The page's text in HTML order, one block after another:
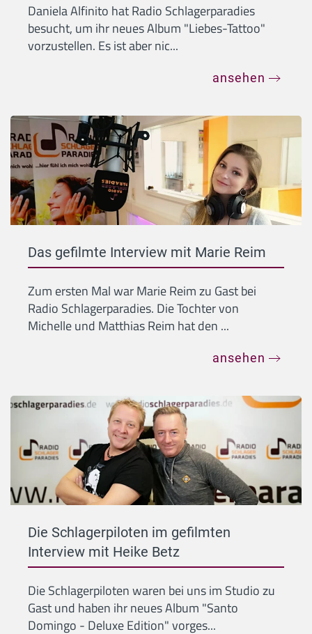
Daniela Alfinito hat Radio Schlagerparadies
besucht, um ihr neues Album "Liebes-Tattoo"
vorzustellen. Es ist aber nic...
ansehen
Das gefilmte Interview mit Marie Reim
Zum ersten Mal war Marie Reim zu Gast bei
Radio Schlagerparadies. Die Tochter von
Michelle und Matthias Reim hat den ...
ansehen
Die Schlagerpiloten im gefilmten
Interview mit Heike Betz
Die Schlagerpiloten waren bei uns im Studio zu
Gast und haben ihr neues Album "Santo
Domingo - Deluxe Edition" vorges...